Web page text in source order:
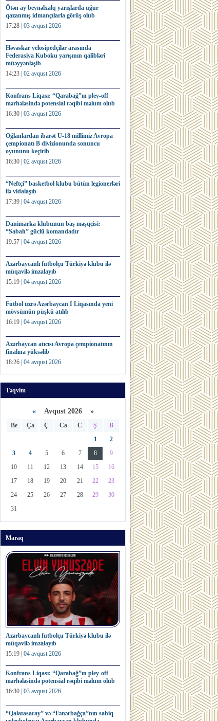
Ötən ay beynəlxalq yarışlarda uğur
qazanmış idmançılarla görüş olub
17:28 | 03 avqust 2026
Həvəskar velosipedçilər arasında
Federasiya Kuboku yarışının qalibləri
müəyyənləşib
14:23 | 02 avqust 2026
Konfrans Liqası: “Qarabağ”ın pley-off
mərhələsində potensial rəqibi məlum olub
16:30 | 03 avqust 2026
Oğlanlardan ibarət U-18 millimiz Avropa
çempionatı B divizionunda sonuncu
oyununu keçirib
16:30 | 02 avqust 2026
“Neftçi” basketbol klubu bütün legionerləri
ilə vidalaşıb
17:39 | 04 avqust 2026
Danimarka klubunun baş məşqçisi:
“Sabah” güclü komandadır
19:57 | 04 avqust 2026
Azərbaycanlı futbolçu Türkiyə klubu ilə
müqavilə imzalayıb
15:19 | 04 avqust 2026
Futbol üzrə Azərbaycan I Liqasında yeni
mövsümün püşkü atılıb
16:19 | 04 avqust 2026
Azərbaycan atıcısı Avropa çempionatının
finalına yüksəlib
18:26 | 04 avqust 2026
Təqvim
«Avqust 2026 »
Be Ça Ç Ca C Ş
B
1
2
3
4 5 6 7 8
9
10
11 12 13 14 15
16
17
18 19 20 21 22
23
24
25 26 27 28 29
30
31
Maraq
Azərbaycanlı futbolçu Türkiyə klubu ilə
müqavilə imzalayıb
15:19 | 04 avqust 2026
Konfrans Liqası: “Qarabağ”ın pley-off
mərhələsində potensial rəqibi məlum olub
16:30 | 03 avqust 2026
“Qalatasaray” və “Fənərbağça”nın sabiq